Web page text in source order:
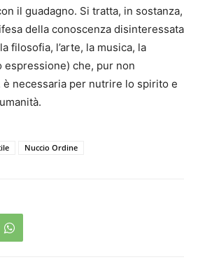
il guadagno. Si tratta, in sostanza,
della conoscenza disinteressata
filosofia, l’arte, la musica, la
espressione) che, pur non
necessaria per nutrire lo spirito e
Nuccio Ordine